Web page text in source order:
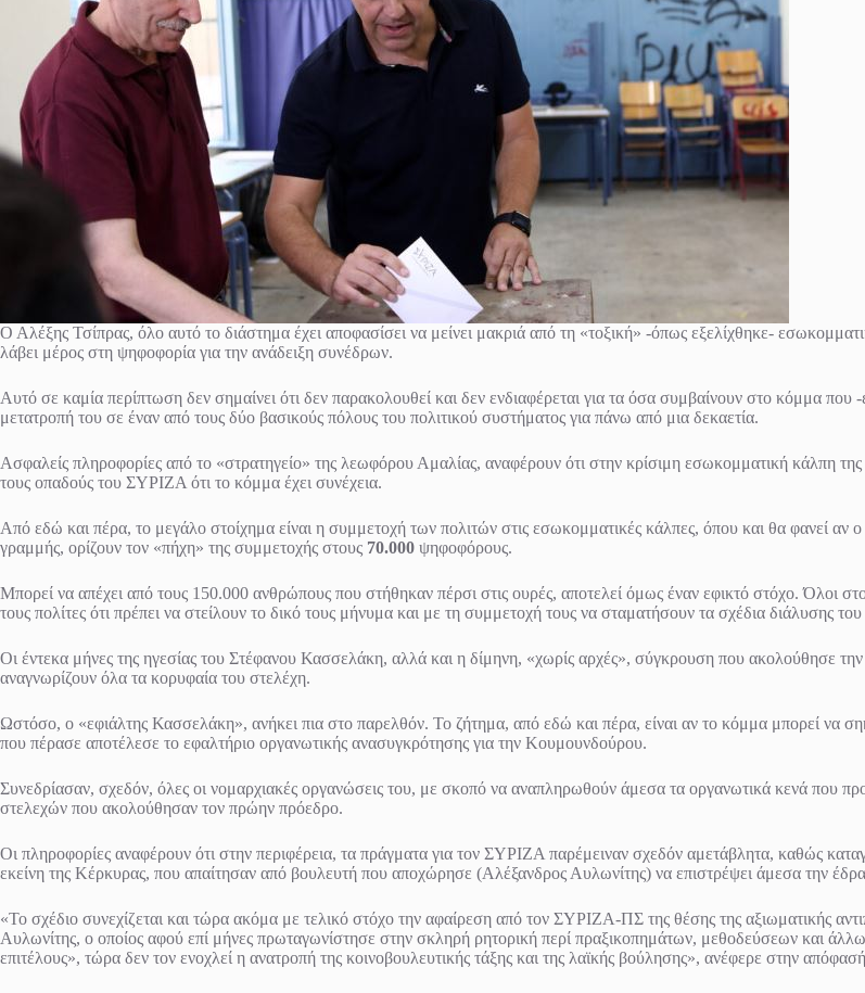
Ο Αλέξης Τσίπρας, όλο αυτό το διάστημα έχει αποφασίσει να μείνει μακριά από τη «τοξική» -όπως εξελίχθηκε-
λάβει μέρος στη ψηφοφορία για την ανάδειξη συνέδρων.
Αυτό σε καμία περίπτωση δεν σημαίνει ότι δεν παρακολουθεί και δεν ενδιαφέρεται για τα όσα συμβαίνουν στο κόμμα που
μετατροπή του σε έναν από τους δύο βασικούς πόλους του πολιτικού συστήματος για πάνω από μια δεκαετία.
Ασφαλείς πληροφορίες από το «στρατηγείο» της λεωφόρου Αμαλίας, αναφέρουν ότι στην κρίσιμη εσωκομματική κάλπη
τους οπαδούς του ΣΥΡΙΖΑ ότι το κόμμα έχει συνέχεια.
Από εδώ και πέρα, το μεγάλο στοίχημα είναι η συμμετοχή των πολιτών στις εσωκομματικές κάλπες, όπου και θα φανεί
γραμμής, ορίζουν τον «πήχη» της συμμετοχής στους 70.000 ψηφοφόρους.
Μπορεί να απέχει από τους 150.000 ανθρώπους που στήθηκαν πέρσι στις ουρές, αποτελεί όμως έναν εφικτό στόχο. Όλοι
τους πολίτες ότι πρέπει να στείλουν το δικό τους μήνυμα και με τη συμμετοχή τους να σταματήσουν τα σχέδια διάλυσης
Οι έντεκα μήνες της ηγεσίας του Στέφανου Κασσελάκη, αλλά και η δίμηνη, «χωρίς αρχές», σύγκρουση που ακολούθησε
αναγνωρίζουν όλα τα κορυφαία του στελέχη.
Ωστόσο, ο «εφιάλτης Κασσελάκη», ανήκει πια στο παρελθόν. Το ζήτημα, από εδώ και πέρα, είναι αν το κόμμα μπορεί να
που πέρασε αποτέλεσε το εφαλτήριο οργανωτικής ανασυγκρότησης για την Κουμουνδούρου.
Συνεδρίασαν, σχεδόν, όλες οι νομαρχιακές οργανώσεις του, με σκοπό να αναπληρωθούν άμεσα τα οργανωτικά κενά που
στελεχών που ακολούθησαν τον πρώην πρόεδρο.
Οι πληροφορίες αναφέρουν ότι στην περιφέρεια, τα πράγματα για τον ΣΥΡΙΖΑ παρέμειναν σχεδόν αμετάβλητα, καθώς
εκείνη της Κέρκυρας, που απαίτησαν από βουλευτή που αποχώρησε (Αλέξανδρος Αυλωνίτης) να επιστρέψει άμεσα την
«Το σχέδιο συνεχίζεται και τώρα ακόμα με τελικό στόχο την αφαίρεση από τον ΣΥΡΙΖΑ-ΠΣ της θέσης της αξιωματικής
Αυλωνίτης, ο οποίος αφού επί μήνες πρωταγωνίστησε στην σκληρή ρητορική περί πραξικοπημάτων, μεθοδεύσεων και
επιτέλους», τώρα δεν τον ενοχλεί η ανατροπή της κοινοβουλευτικής τάξης και της λαϊκής βούλησης», ανέφερε στην